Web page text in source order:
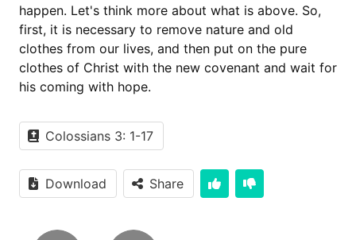
happen. Let's think more about what is above. So,
first, it is necessary to remove nature and old
clothes from our lives, and then put on the pure
clothes of Christ with the new covenant and wait for
his coming with hope.
Colossians 3: 1-17
Download Share